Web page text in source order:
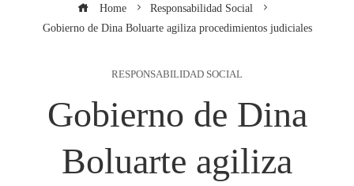
Home
Responsabilidad Social
Gobierno de Dina Boluarte agiliza procedimientos judiciales
RESPONSABILIDAD SOCIAL
Gobierno de Dina
Boluarte agiliza